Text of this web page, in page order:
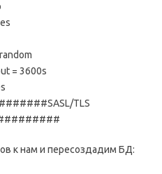
= 3600s
TLS
к нам и пересоздадим БД: